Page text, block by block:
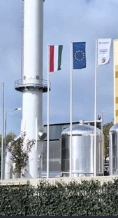
Vállalkozói
Munkaerő-piaci
Okos megoldások